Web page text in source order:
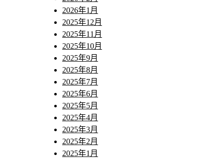
2026年1月
2025年12月
2025年11月
2025年10月
2025年9月
2025年8月
2025年7月
2025年6月
2025年5月
2025年4月
2025年3月
2025年2月
2025年1月